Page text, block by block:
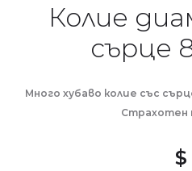
Колие
сърце
Много хубаво колие със
Страхотен
$